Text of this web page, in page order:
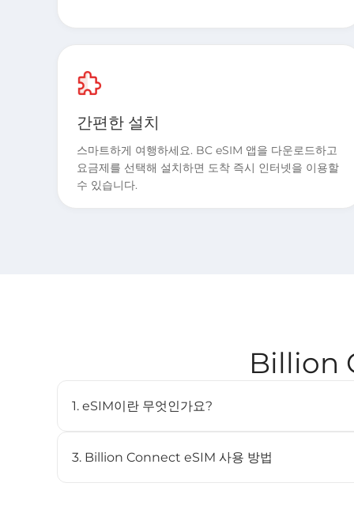
간편한 설치
스마트하게 여행하세요. BC eSIM 앱을 다운로드하고
요금제를 선택해 설치하면 도착 즉시 인터넷을 이용할
수 있습니다.
Billion
1. eSIM이란 무엇인가요?
디지털 SIM입니다. 호환되는 기기에 내장되어 있으며 여
3. Billion Connect eSIM 사용 방법